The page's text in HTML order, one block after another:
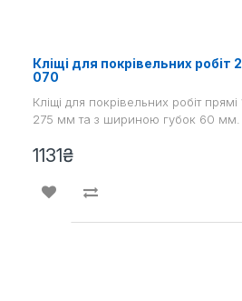
Кліщі для покрівельних робіт
070
Кліщі для покрівельних робіт
275 мм та з шириною губок 60 мм.
1131₴